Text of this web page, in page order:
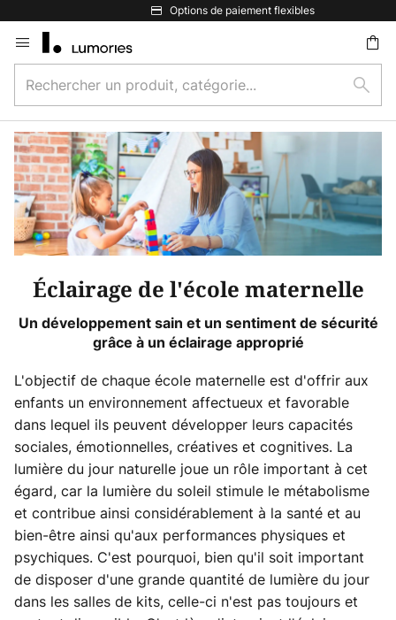
Options de paiement flexibles
Allez
au
contenu
un
produit,
catégorie...
Éclairage de l'école maternelle
Un développement sain et un sentiment de sécurité
grâce à un éclairage approprié
L'objectif de chaque école maternelle est d'offrir aux
enfants un environnement affectueux et favorable
dans lequel ils peuvent développer leurs capacités
sociales, émotionnelles, créatives et cognitives. La
lumière du jour naturelle joue un rôle important à cet
égard, car la lumière du soleil stimule le métabolisme
et contribue ainsi considérablement à la santé et au
bien-être ainsi qu'aux performances physiques et
psychiques. C'est pourquoi, bien qu'il soit important
de disposer d'une grande quantité de lumière du jour
dans les salles de kits, celle-ci n'est pas toujours et